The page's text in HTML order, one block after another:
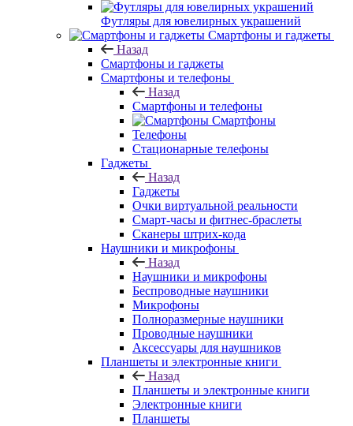
Футляры для ювелирных украшений
Смартфоны и гаджеты
Назад
Смартфоны и гаджеты
Смартфоны и телефоны
Назад
Смартфоны и телефоны
Смартфоны
Телефоны
Стационарные телефоны
Гаджеты
Назад
Гаджеты
Очки виртуальной реальности
Смарт-часы и фитнес-браслеты
Сканеры штрих-кода
Наушники и микрофоны
Назад
Наушники и микрофоны
Беспроводные наушники
Микрофоны
Полноразмерные наушники
Проводные наушники
Аксессуары для наушников
Планшеты и электронные книги
Назад
Планшеты и электронные книги
Электронные книги
Планшеты